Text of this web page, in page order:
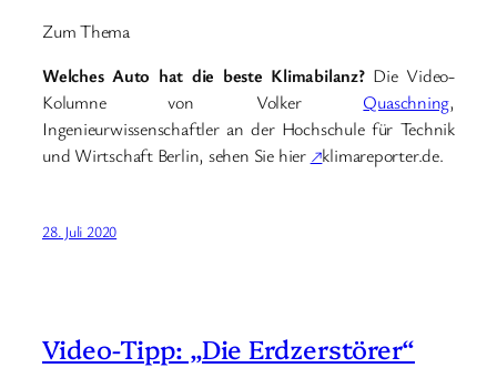
Zum Thema
Welches Auto hat die beste Klimabilanz?Die Video-
Kolumne von Volker Quaschning,
Ingenieurwissenschaftler an der Hochschule für Technik
und Wirtschaft Berlin, sehen Sie hier ↗klimareporter.de.
28. Juli 2020
Video-Tipp: „Die Erdzerstörer“